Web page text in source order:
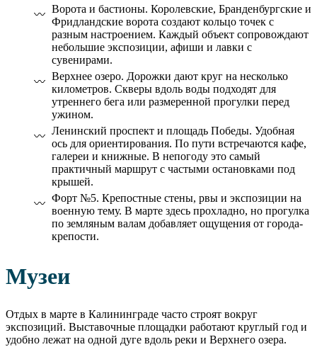
Ворота и бастионы. Королевские, Бранденбургские и
Фридландские ворота создают кольцо точек с
разным настроением. Каждый объект сопровождают
небольшие экспозиции, афиши и лавки с
сувенирами.
Верхнее озеро. Дорожки дают круг на несколько
километров. Скверы вдоль воды подходят для
утреннего бега или размеренной прогулки перед
ужином.
Ленинский проспект и площадь Победы. Удобная
ось для ориентирования. По пути встречаются кафе,
галереи и книжные. В непогоду это самый
практичный маршрут с частыми остановками под
крышей.
Форт №5. Крепостные стены, рвы и экспозиции на
военную тему. В марте здесь прохладно, но прогулка
по земляным валам добавляет ощущения от города-
крепости.
Музеи
Отдых в марте в Калининграде часто строят вокруг
экспозиций. Выставочные площадки работают круглый год и
удобно лежат на одной дуге вдоль реки и Верхнего озера.